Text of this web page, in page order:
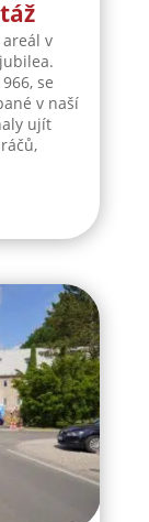
v
se
v naší
ujít